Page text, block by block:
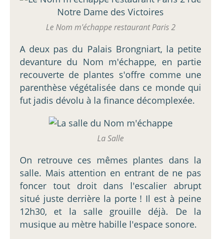
Le Nom m'échappe restaurant Paris 2
A deux pas du Palais Brongniart, la petite
devanture du Nom m'échappe, en partie
recouverte de plantes s'offre comme une
parenthèse végétalisée dans ce monde qui
fut jadis dévolu à la finance décomplexée.
La Salle
On retrouve ces mêmes plantes dans la
salle. Mais attention en entrant de ne pas
foncer tout droit dans l'escalier abrupt
situé juste derrière la porte ! Il est à peine
12h30, et la salle grouille déjà. De la
musique au mètre habille l'espace sonore.